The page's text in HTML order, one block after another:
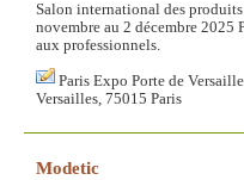
Salon international des
novembre au 2 décembre 2025
aux professionnels.
Paris Expo Porte de
Versailles, 75015 Paris
Modetic